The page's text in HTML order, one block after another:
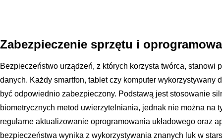
Zabezpieczenie sprzętu i
Bezpieczeństwo urządzeń, z których korzysta twórca, stanowi
danych. Każdy smartfon, tablet czy komputer wykorzystywany
być odpowiednio zabezpieczony. Podstawą jest stosowanie
biometrycznych metod uwierzytelniania, jednak nie można na
regularne aktualizowanie oprogramowania układowego oraz
bezpieczeństwa wynika z wykorzystywania znanych luk w